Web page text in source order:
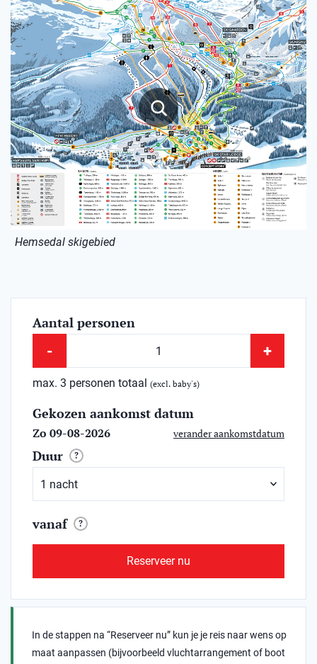
Hemsedal skigebied
Aantal personen
- +
max. 3 personen totaal (excl. baby's)
Gekozen aankomst datum
Zo 09-08-2026 verander aankomstdatum
Duur ?
vanaf ?
Reserveer nu
In de stappen na “Reserveer nu” kun je je reis naar wens op
maat aanpassen (bijvoorbeeld vluchtarrangement of boot